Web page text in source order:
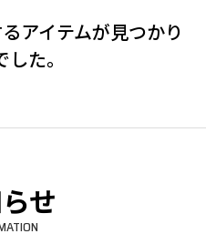
アイテムが見つかり
た。
せ